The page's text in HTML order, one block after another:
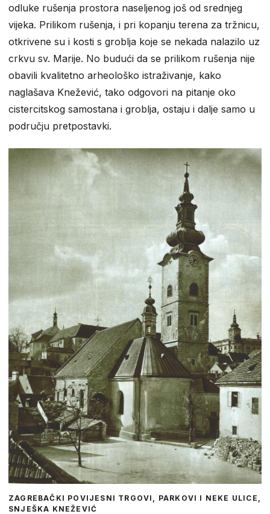
odluke rušenja prostora naseljenog još od srednjeg
vijeka. Prilikom rušenja, i pri kopanju terena za tržnicu,
otkrivene su i kosti s groblja koje se nekada nalazilo uz
crkvu sv. Marije. No budući da se prilikom rušenja nije
obavili kvalitetno arheološko istraživanje, kako
naglašava Knežević, tako odgovori na pitanje oko
cistercitskog samostana i groblja, ostaju i dalje samo u
području pretpostavki.
ZAGREBAČKI POVIJESNI TRGOVI, PARKOVI I NEKE ULICE,
SNJEŠKA KNEŽEVIĆ